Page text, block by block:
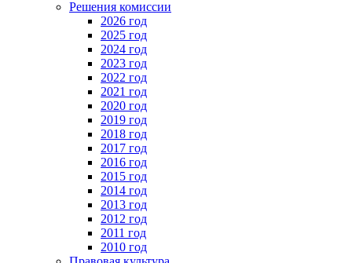
Решения комиссии
2026 год
2025 год
2024 год
2023 год
2022 год
2021 год
2020 год
2019 год
2018 год
2017 год
2016 год
2015 год
2014 год
2013 год
2012 год
2011 год
2010 год